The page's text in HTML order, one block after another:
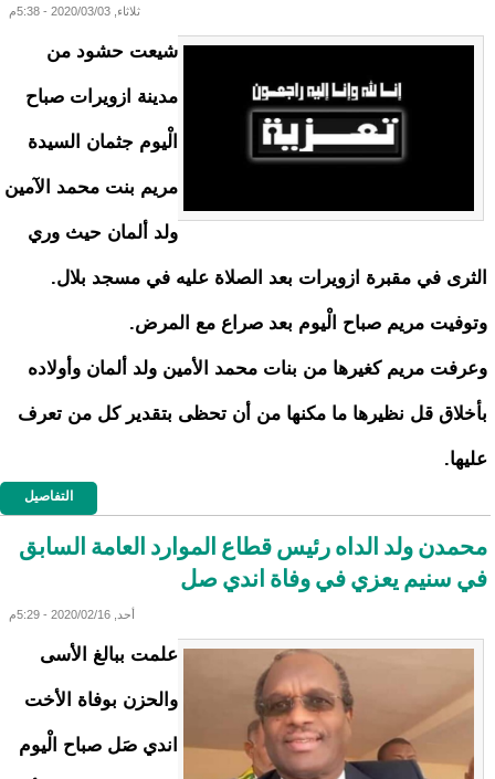
ثلاثاء, 2020/03/03 - 5:38م
شيعت حشود من
مدينة ازويرات صباح
الْيوم جثمان السيدة
مريم بنت محمد الآمين
ولد ألمان حيث وري
الثرى في مقبرة ازويرات بعد الصلاة عليه في مسجد بلال.
وتوفيت مريم صباح الْيوم بعد صراع مع المرض.
وعرفت مريم كغيرها من بنات محمد الأمين ولد ألمان وأولاده
بأخلاق قل نظيرها ما مكنها من أن تحظى بتقدير كل من تعرف
عليها.
التفاصيل
محمدن ولد الداه رئيس قطاع الموارد العامة السابق
في سنيم يعزي في وفاة اندي صل
أحد, 2020/02/16 - 5:29م
علمت ببالغ الأسى
والحزن بوفاة الأخت
اندي صَل صباح الْيوم